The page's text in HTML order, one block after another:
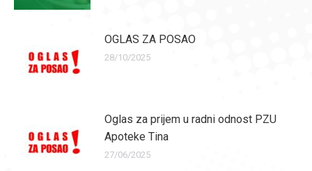
OGLAS ZA POSAO
28/10/2025
Oglas za prijem u radni odnost PZU
Apoteke Tina
27/06/2025